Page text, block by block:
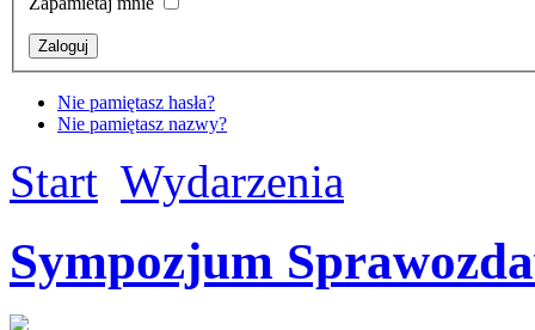
Nie pamiętasz hasła?
Nie pamiętasz nazwy?
Start Wydarzenia
Sympozjum